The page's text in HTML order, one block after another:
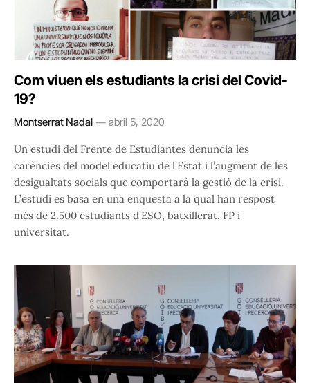
Com viuen els estudiants la crisi del Covid-
19?
Montserrat Nadal abril 5, 2020
Un estudi del Frente de Estudiantes denuncia les
carències del model educatiu de l’Estat i l’augment de les
desigualtats socials que comportarà la gestió de la crisi.
L’estudi es basa en una enquesta a la qual han respost
més de 2.500 estudiants d’ESO, batxillerat, FP i
universitat.